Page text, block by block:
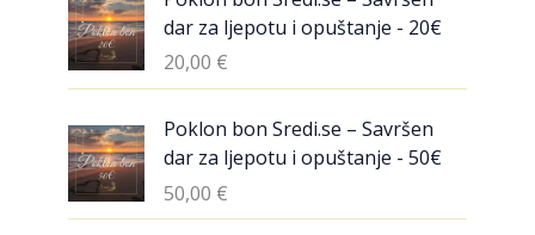
dar za ljepotu i opuštanje - 20€
20,00 €
Poklon bon Sredi.se – Savršen
dar za ljepotu i opuštanje - 50€
50,00 €